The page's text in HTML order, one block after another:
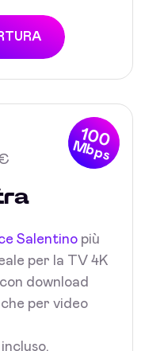
100
Mbps
Salentino più
per la TV 4K
download
per video